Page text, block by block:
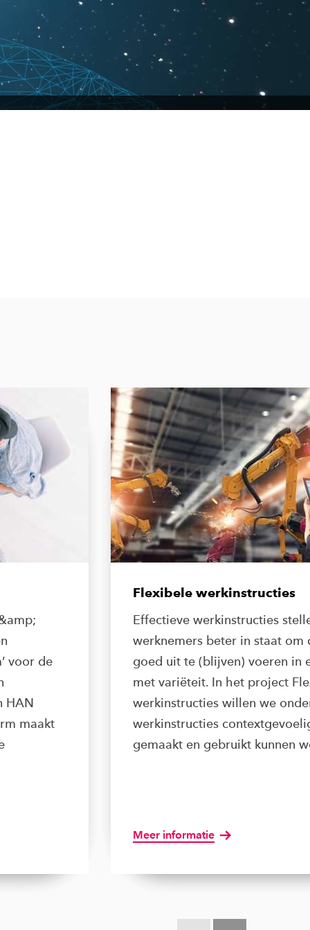
voor de
HAN
maakt
Flexibele werkinstructies
Effectieve werkinstructies
werknemers beter in staat om
goed uit te (blijven) voeren in
met variëteit. In het project
werkinstructies willen we
werkinstructies
gemaakt en gebruikt kunnen
Meer informatie